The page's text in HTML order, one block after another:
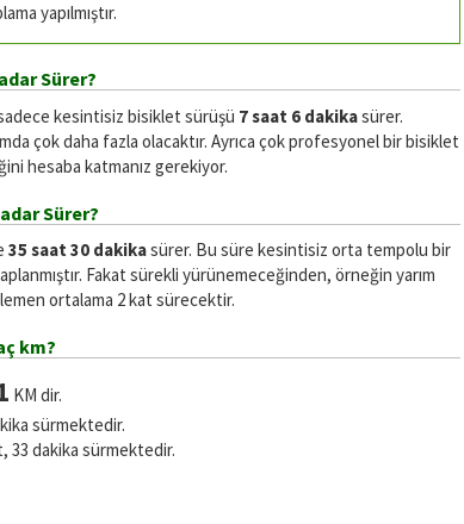
yapılmıştır.
Sürer?
kesintisiz bisiklet sürüşü 7 saat 6 dakikasürer.
çok daha fazla olacaktır. Ayrıca çok profesyonel bir bisiklet
hesaba katmanız gerekiyor.
Sürer?
35 saat 30 dakikasürer. Bu süre kesintisiz orta tempolu bir
Fakat sürekli yürünemeceğinden, örneğin yarım
ortalama 2 kat sürecektir.
km?
KM dir.
sürmektedir.
33 dakika sürmektedir.